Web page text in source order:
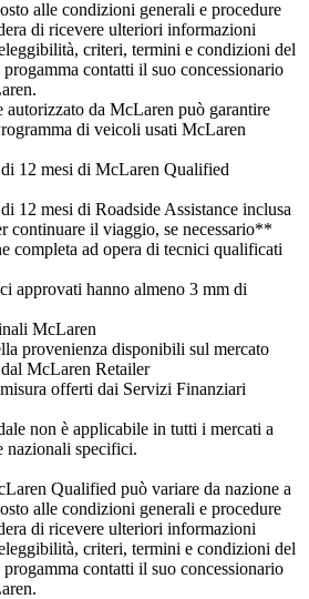
alle condizioni generali e procedure
di ricevere ulteriori informazioni
criteri, termini e condizioni del
contatti il suo concessionario
autorizzato da McLaren può garantire
di veicoli usati McLaren
12 mesi di McLaren Qualified
12 mesi di Roadside Assistance inclusa
continuare il viaggio, se necessario**
completa ad opera di tecnici qualificati
approvati hanno almeno 3 mm di
McLaren
provenienza disponibili sul mercato
McLaren Retailer
offerti dai Servizi Finanziari
non è applicabile in tutti i mercati a
nazionali specifici.
Qualified può variare da nazione a
alle condizioni generali e procedure
di ricevere ulteriori informazioni
criteri, termini e condizioni del
contatti il suo concessionario